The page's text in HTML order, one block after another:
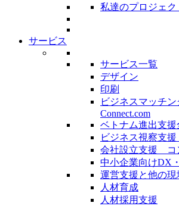
私達のプロジェク
サービス
サービス一覧
デザイン
印刷
ビジネスマッチ
Connect.com
ベトナム進出支援
ビジネス視察支
会社設立支援 コ
中小企業向けDX
運営支援と他の現
人材育成
人材採用支援